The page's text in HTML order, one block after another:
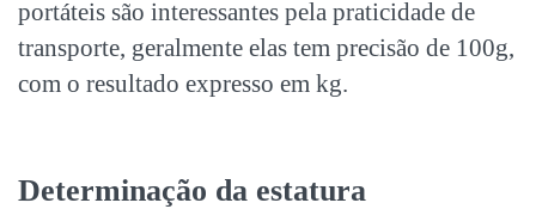
portáteis são interessantes pela praticidade de
transporte, geralmente elas tem precisão de 100g,
com o resultado expresso em kg.
Determinação da estatura